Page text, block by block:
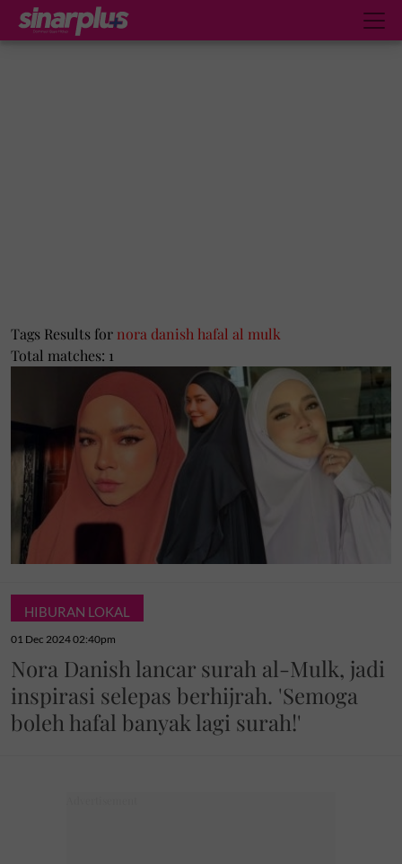
Tags Results for nora danish hafal al mulk
Total matches: 1
HIBURAN LOKAL
01 Dec 2024 02:40pm
Nora Danish lancar surah al-Mulk, jadi
inspirasi selepas berhijrah. 'Semoga
boleh hafal banyak lagi surah!'